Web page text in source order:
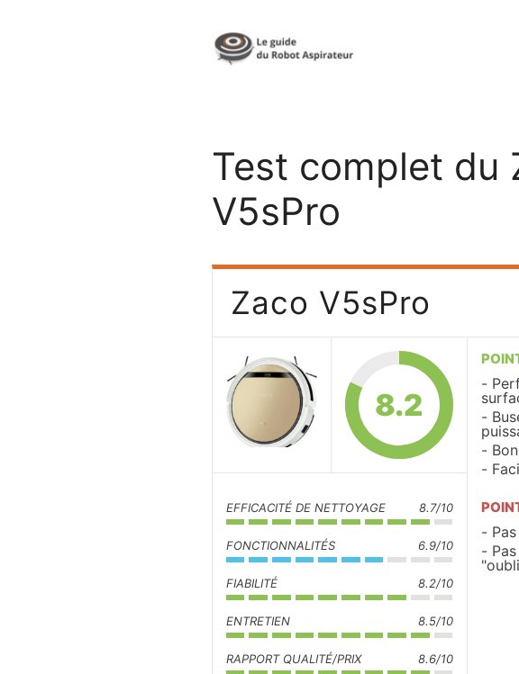
Test complet du
V5sPro
Zaco V5sPro
8.2
EFFICACITÉ DE NETTOYAGE 8.7/10
FONCTIONNALITÉS 6.9/10
FIABILITÉ 8.2/10
ENTRETIEN 8.5/10
RAPPORT QUALITÉ/PRIX 8.6/10